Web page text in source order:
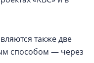
также две
способом — через